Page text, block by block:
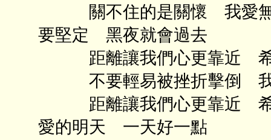
關不住的是關懷 我愛
要堅定 黑夜就會過去
距離讓我們心更靠近 希
不要輕易被挫折擊倒 我
距離讓我們心更靠近
愛的明天 一天好一點